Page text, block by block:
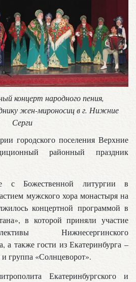
концерт народного пения,
жен-мироносиц в г. Нижние
Серги
городского поселения Верхние
районный праздник
с Божественной литургии в
мужского хора монастыря на
концертной программой в
в которой приняли участие
Нижнесергинского
а также гости из Екатеринбурга –
группа «Солнцеворот».
Екатеринбургского и